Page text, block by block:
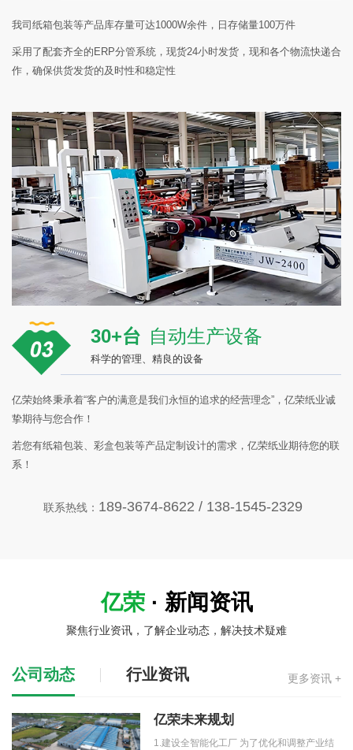
我司纸箱包装等产品库存量可达1000W余件，日存储量100万件
采用了配套齐全的ERP分管系统，现货24小时发货，现和各个物流快递合
作，确保供货发货的及时性和稳定性
30+台 自动生产设备
科学的管理、精良的设备
亿荣始终秉承着“客户的满意是我们永恒的追求的经营理念”，亿荣纸业诚
挚期待与您合作！
若您有纸箱包装、彩盒包装等产品定制设计的需求，亿荣纸业期待您的联
系！
联系热线： 189-3674-8622 / 138-1545-2329
亿荣 · 新闻资讯
聚焦行业资讯，了解企业动态，解决技术疑难
公司动态 行业资讯 更多资讯 +
亿荣未来规划
1.建设全智能化工厂 为了优化和调整产业结